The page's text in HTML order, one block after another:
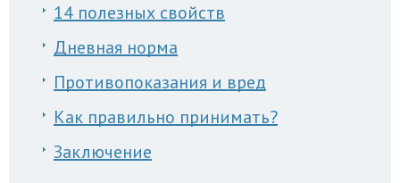
14 полезных свойств
Дневная норма
Противопоказания и вред
Как правильно принимать?
Заключение